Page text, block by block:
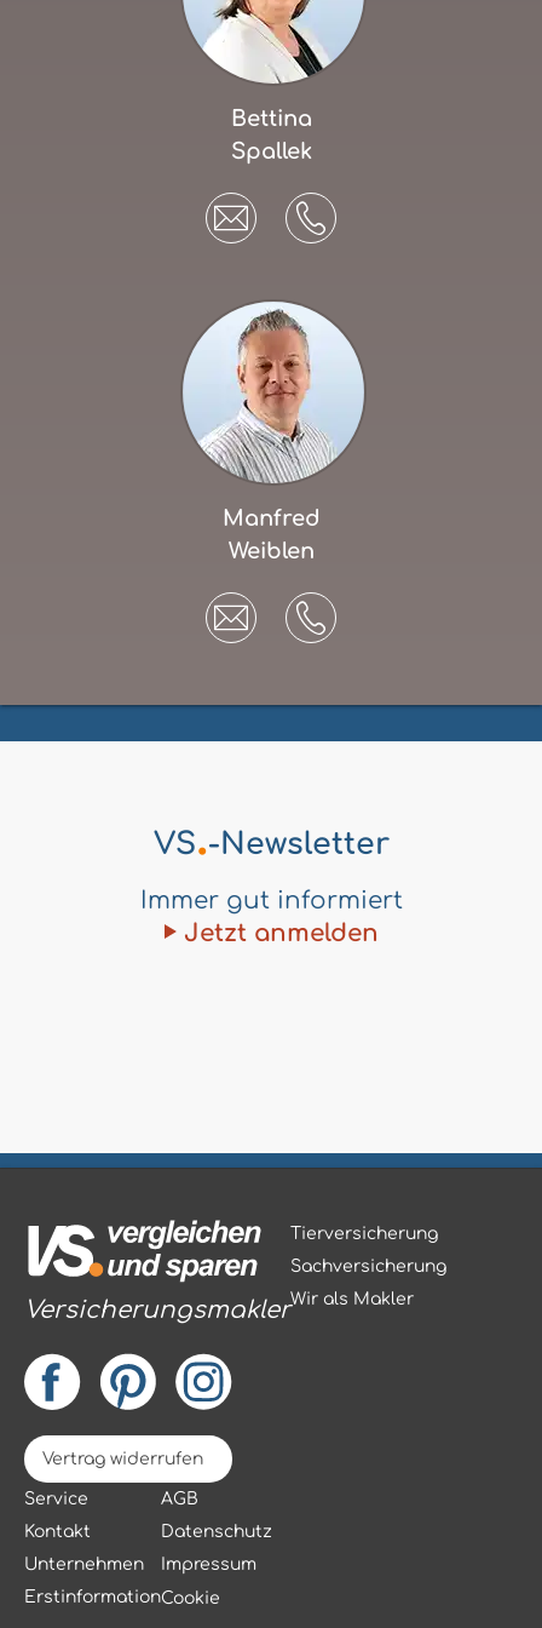
Bettina
Spallek
Manfred
Weiblen
VS.-Newsletter
Immer gut informiert
Jetzt anmelden
Versicherungsmakler
Vertrag widerrufen
Tierversicherung
Sachversicherung
Wir als Makler
Service
Kontakt
Unternehmen
Erstinformation
AGB
Datenschutz
Impressum
Cookie